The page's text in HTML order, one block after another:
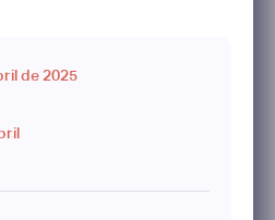
de 2025